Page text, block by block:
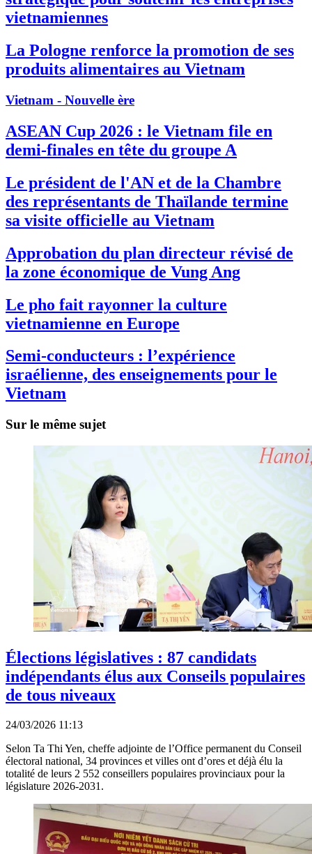
vietnamiennes
La Pologne renforce la promotion de ses
produits alimentaires au Vietnam
Vietnam - Nouvelle ère
ASEAN Cup 2026 : le Vietnam file en
demi-finales en tête du groupe A
Le président de l'AN et de la Chambre
des représentants de Thaïlande termine
sa visite officielle au Vietnam
Approbation du plan directeur révisé de
la zone économique de Vung Ang
Le pho fait rayonner la culture
vietnamienne en Europe
Semi-conducteurs : l’expérience
israélienne, des enseignements pour le
Vietnam
Sur le même sujet
Élections législatives : 87 candidats
indépendants élus aux Conseils populaires
de tous niveaux
24/03/2026 11:13
Selon Ta Thi Yen, cheffe adjointe de l’Office permanent du Conseil
électoral national, 34 provinces et villes ont d’ores et déjà élu la
totalité de leurs 2 552 conseillers populaires provinciaux pour la
législature 2026-2031.